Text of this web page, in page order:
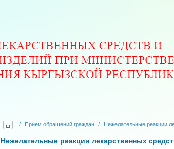
/ Прием обращений граждан / Нежелательные реакции
Нежелательные реакции лекарственных